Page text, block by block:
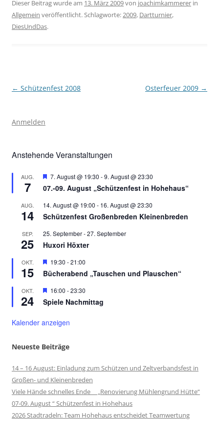
Dieser Beitrag wurde am 13. März 2009von joachimkammerer in
Allgemein veröffentlicht. Schlagworte:2009, Dartturnier,
DiesUndDas.
Beitragsnavigation
← Schützenfest 2008 Osterfeuer 2009 →
Anmelden
Anstehende Veranstaltungen
AUG.
7
Hervorgehoben
7. August @ 19:30 -9. August @ 23:30
07.-09. August „Schützenfest in Hohehaus“
AUG.
14
14. August @ 19:00 - 16. August @ 23:30
Schützenfest Großenbreden Kleinenbreden
SEP.
25
25. September-27. September
Huxori Höxter
OKT.
15
Hervorgehoben
19:30 -21:00
Bücherabend „Tauschen und Plauschen“
OKT.
24
Hervorgehoben
16:00 -23:30
Spiele Nachmittag
Kalender anzeigen
Neueste Beiträge
14 – 16 August: Einladung zum Schützen und Zeltverbandsfest in
Großen- und Kleinenbreden
Viele Hände schnelles Ende „Renovierung Mühlengrund Hütte“
07-09. August “ Schützenfest in Hohehaus
2026 Stadtradeln: Team Hohehaus entscheidet Teamwertung